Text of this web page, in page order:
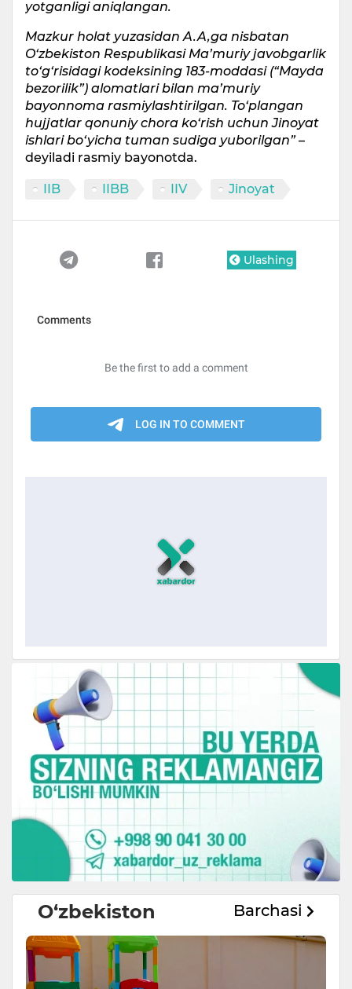
yotganligi aniqlangan.
Mazkur holat yuzasidan A.A,ga nisbatan
O‘zbekiston Respublikasi Ma’muriy javobgarlik
to‘g‘risidagi kodeksining 183-moddasi (“Mayda
bezorilik”) alomatlari bilan ma’muriy
bayonnoma rasmiylashtirilgan. To‘plangan
hujjatlar qonuniy chora ko‘rish uchun Jinoyat
ishlari bo‘yicha tuman sudiga yuborilgan”–
deyiladi rasmiy bayonotda.
IIB IIBB IIV Jinoyat
Ulashing
O‘zbekiston Barchasi